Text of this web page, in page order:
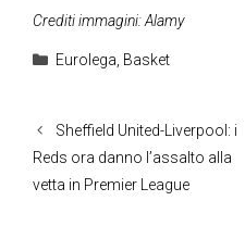
Crediti immagini: Alamy
Categorie
Eurolega, Basket
Sheffield United-Liverpool: i
Reds ora danno l’assalto alla
vetta in Premier League